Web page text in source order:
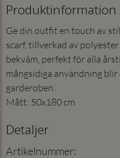
Produktinformation
Ge din outfit en touch av
scarf, tillverkad av
bekväm, perfekt för alla
mångsidiga användning
garderoben.
Mått: 50x180 cm
Detaljer
Artikelnummer: